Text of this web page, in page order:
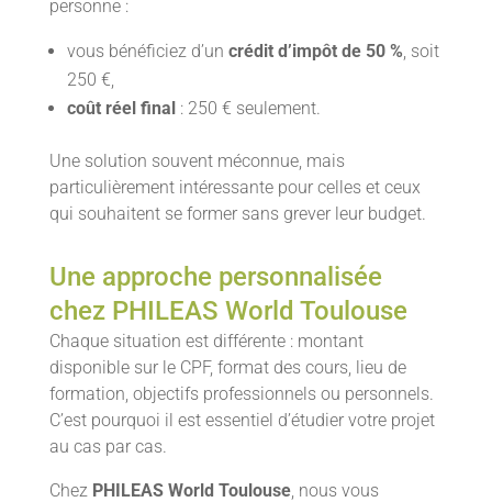
personne :
vous bénéficiez d’un crédit d’impôt de 50 % , soit
250 €,
coût réel final: 250 € seulement.
Une solution souvent méconnue, mais
particulièrement intéressante pour celles et ceux
qui souhaitent se former sans grever leur budget.
Une approche personnalisée
chez PHILEAS World Toulouse
Chaque situation est différente : montant
disponible sur le CPF, format des cours, lieu de
formation, objectifs professionnels ou personnels.
C’est pourquoi il est essentiel d’étudier votre projet
au cas par cas.
Chez PHILEAS World Toulouse, nous vous